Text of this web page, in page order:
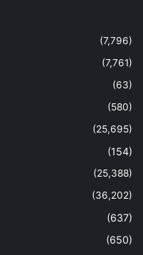
(7,796)
(7,761)
(63)
(580)
(25,695)
(154)
(25,388)
(36,202)
(637)
(650)